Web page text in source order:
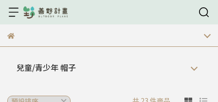
兒童/青少年 帽子